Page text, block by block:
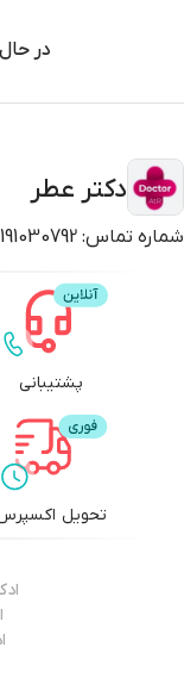
در
دکتر عطر
شماره تماس:
پشتیبانی
تحویل